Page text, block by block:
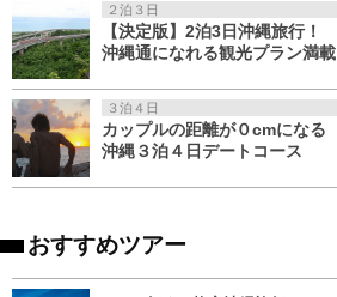
２泊３日
【決定版】2泊3日沖縄旅行！
沖縄通になれる観光プラン満載
３泊４日
カップルの距離が０cmになる
沖縄３泊４日デートコース
おすすめツアー